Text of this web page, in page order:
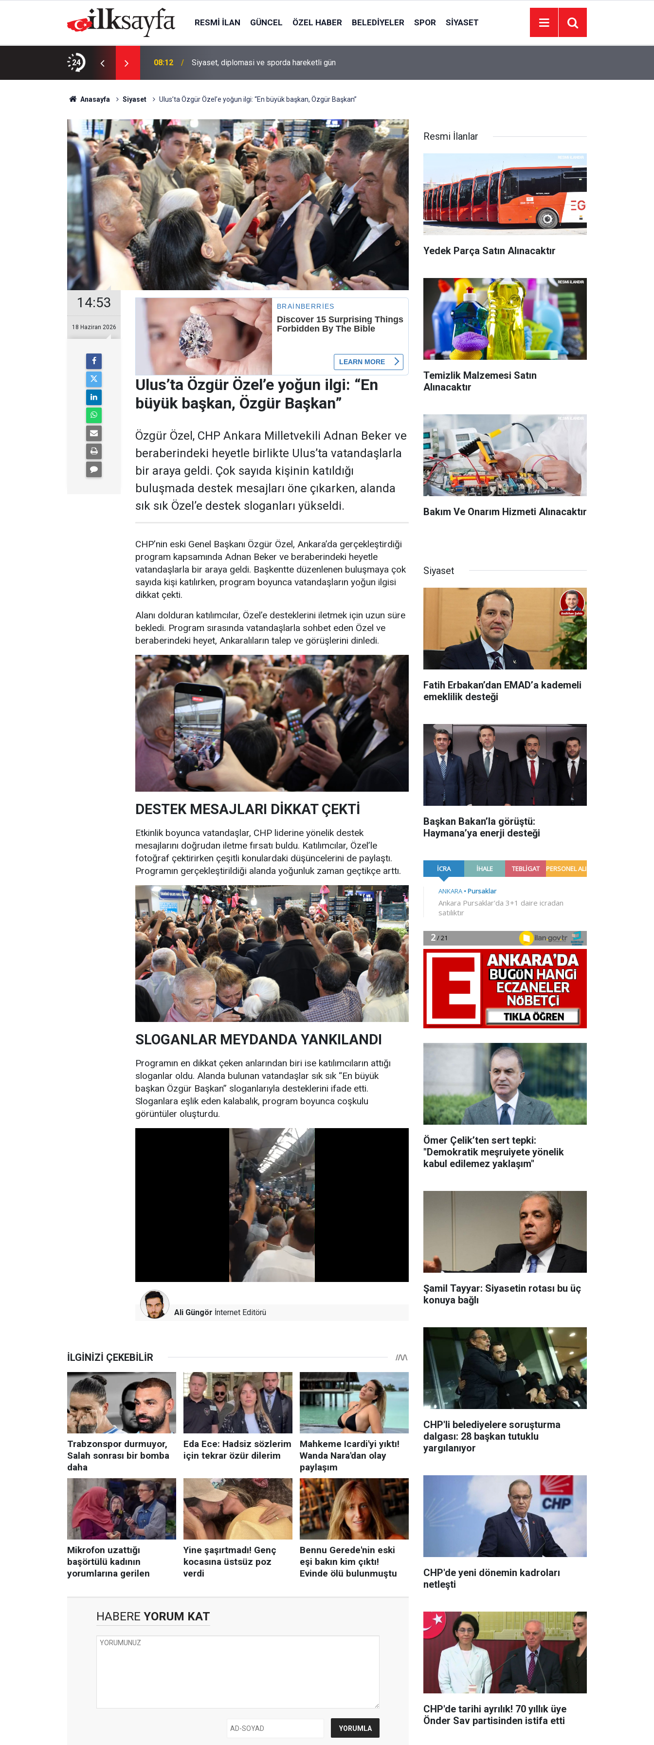
RESMI İLAN GÜNCEL ÖZEL HABER BELEDIYELER SPOR SIYASET
24 08:12 Siyaset, diplomasi ve sporda hareketli gün
Anasayfa Siyaset Ulus’ta Özgür Özel’e yoğun ilgi: “En büyük başkan, Özgür Başkan”
14:53
18 Haziran 2026
Ulus’ta Özgür Özel’e yoğun ilgi: “En
büyük başkan, Özgür Başkan”
Özgür Özel, CHP Ankara Milletvekili Adnan Beker ve
beraberindeki heyetle birlikte Ulus’ta vatandaşlarla
bir araya geldi. Çok sayıda kişinin katıldığı
buluşmada destek mesajları öne çıkarken, alanda
sık sık Özel’e destek sloganları yükseldi.
CHP’nin eski Genel Başkanı Özgür Özel, Ankara’da gerçekleştirdiği
program kapsamında Adnan Beker ve beraberindeki heyetle
vatandaşlarla bir araya geldi. Başkentte düzenlenen buluşmaya çok
sayıda kişi katılırken, program boyunca vatandaşların yoğun ilgisi
dikkat çekti.
Alanı dolduran katılımcılar, Özel’e desteklerini iletmek için uzun süre
bekledi. Program sırasında vatandaşlarla sohbet eden Özel ve
beraberindeki heyet, Ankaralıların talep ve görüşlerini dinledi.
DESTEK MESAJLARI DİKKAT ÇEKTİ
Etkinlik boyunca vatandaşlar, CHP liderine yönelik destek
mesajlarını doğrudan iletme fırsatı buldu. Katılımcılar, Özel’le
fotoğraf çektirirken çeşitli konulardaki düşüncelerini de paylaştı.
Programın gerçekleştirildiği alanda yoğunluk zaman geçtikçe arttı.
SLOGANLAR MEYDANDA YANKILANDI
Programın en dikkat çeken anlarından biri ise katılımcıların attığı
sloganlar oldu. Alanda bulunan vatandaşlar sık sık “En büyük
başkan Özgür Başkan” sloganlarıyla desteklerini ifade etti.
Sloganlara eşlik eden kalabalık, program boyunca coşkulu
görüntüler oluşturdu.
Ali Güngör İnternet Editörü
HABERE YORUM KAT
Resmi İlanlar
Yedek Parça Satın Alınacaktır
Temizlik Malzemesi Satın
Alınacaktır
Bakım Ve Onarım Hizmeti Alınacaktır
Siyaset
Fatih Erbakan’dan EMAD’a kademeli
emeklilik desteği
Başkan Bakan’la görüştü:
Haymana’ya enerji desteği
Ömer Çelik’ten sert tepki:
"Demokratik meşruiyete yönelik
kabul edilemez yaklaşım"
Şamil Tayyar: Siyasetin rotası bu üç
konuya bağlı
CHP'li belediyelere soruşturma
dalgası: 28 başkan tutuklu
yargılanıyor
CHP'de yeni dönemin kadroları
netleşti
CHP'de tarihi ayrılık! 70 yıllık üye
Önder Sav partisinden istifa etti